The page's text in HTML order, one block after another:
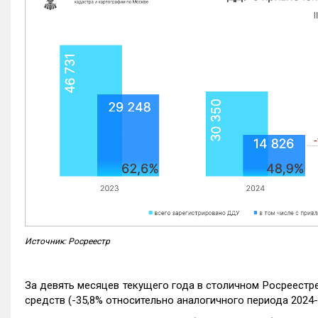
Источник: Росреестр
За девять месяцев текущего года в столичном
средств (-35,8% относительно аналогичного периода